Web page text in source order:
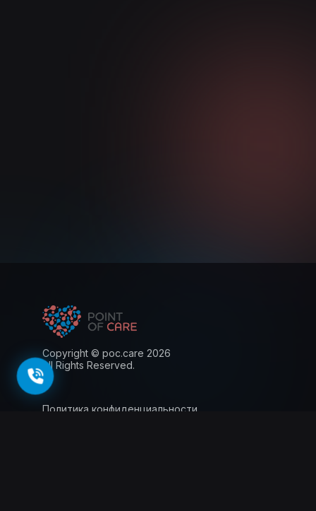
Copyright © poc.care 2026
All Rights Reserved.
Политика конфиденциальности